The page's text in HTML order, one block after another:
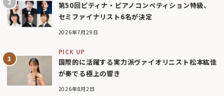
第50回ピティナ・ピアノコンペティション特級、
セミファイナリスト6名が決定
2026年7月29日
PICK UP
国際的に活躍する実力派ヴァイオリニスト松本紘佳
が奏でる極上の響き
2026年8月2日